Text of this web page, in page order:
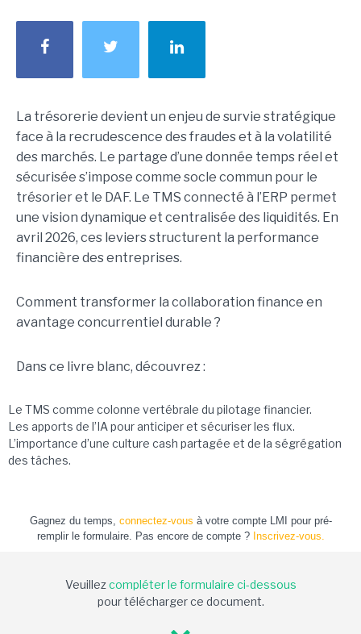
La trésorerie devient un enjeu de survie stratégique
face à la recrudescence des fraudes et à la volatilité
des marchés. Le partage d’une donnée temps réel et
sécurisée s’impose comme socle commun pour le
trésorier et le DAF. Le TMS connecté à l’ERP permet
une vision dynamique et centralisée des liquidités. En
avril 2026, ces leviers structurent la performance
financière des entreprises.
Comment transformer la collaboration finance en
avantage concurrentiel durable ?
Dans ce livre blanc, découvrez :
Le TMS comme colonne vertébrale du pilotage financier.
Les apports de l’IA pour anticiper et sécuriser les flux.
L’importance d’une culture cash partagée et de la ségrégation
des tâches.
Gagnez du temps, connectez-vous à votre compte LMI pour pré-
remplir le formulaire. Pas encore de compte ? Inscrivez-vous.
Veuillezcompléter le formulaire ci-dessous
pour télécharger ce document.